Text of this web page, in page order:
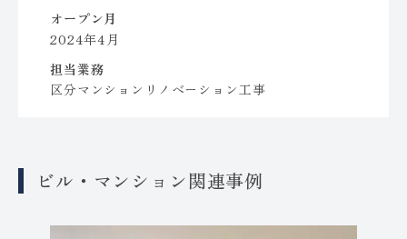
オープン月
2024年4月
担当業務
区分マンションリノベーション工事
ビル・マンション関連事例